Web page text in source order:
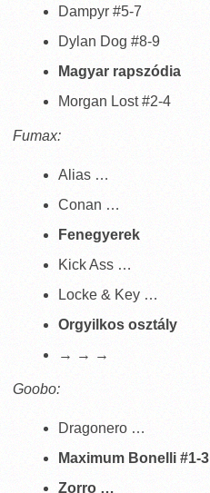
Dampyr #5-7
Dylan Dog #8-9
Magyar rapszódia
Morgan Lost #2-4
Fumax:
Alias …
Conan …
Fenegyerek
Kick Ass …
Locke & Key …
Orgyilkos osztály
→ → →
Goobo:
Dragonero …
Maximum Bonelli #1-3
Zorro …